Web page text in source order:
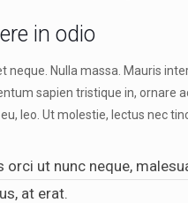
in odio
neque. Nulla massa. Mauris
sapien tristique in, ornare
leo. Ut molestie, lectus nec
orci ut nunc neque,
at erat.